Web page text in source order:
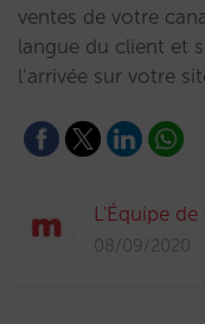
ventes de votre
langue du client et
l’arrivée sur votre
L'Équipe de
08/09/2020